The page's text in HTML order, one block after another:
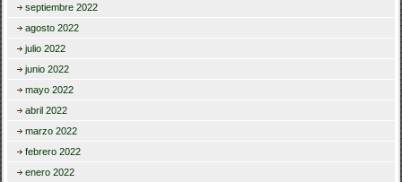
septiembre 2022
agosto 2022
julio 2022
junio 2022
mayo 2022
abril 2022
marzo 2022
febrero 2022
enero 2022